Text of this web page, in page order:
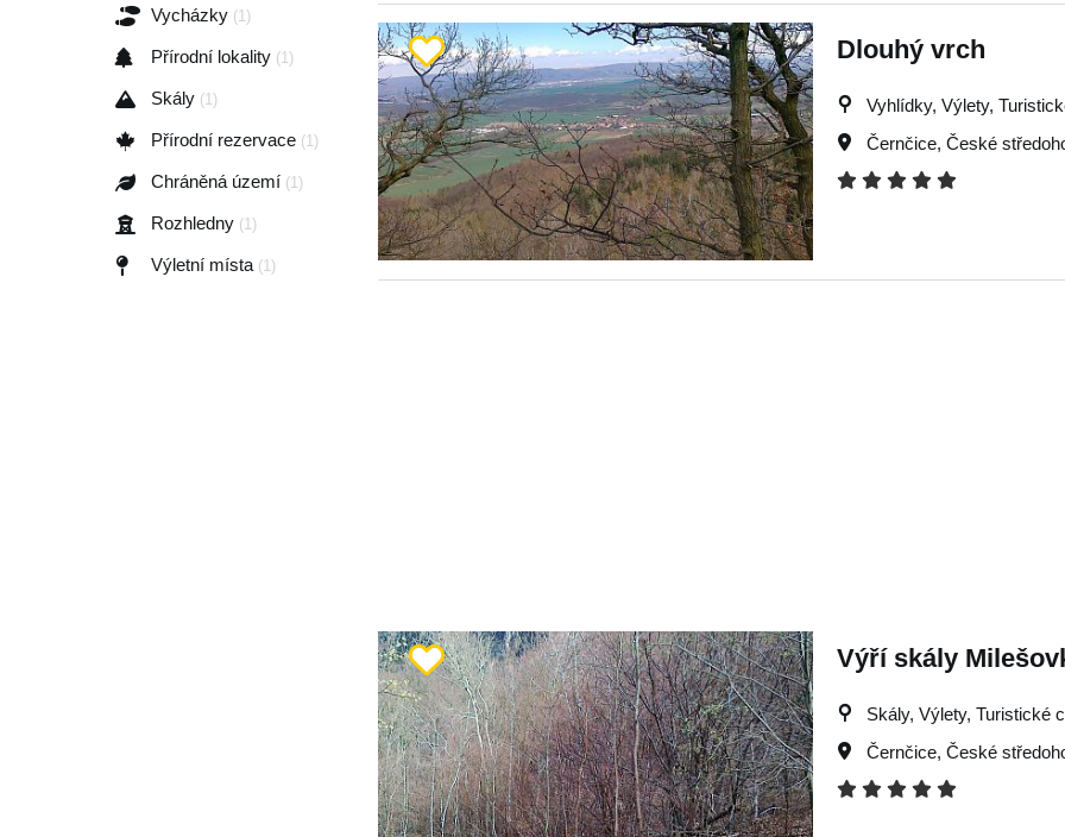
Vycházky (1)
Přírodní lokality (1)
Skály (1)
Přírodní rezervace (1)
Chráněná území (1)
Rozhledny (1)
Výletní místa (1)
Dlouhý vrch
Vyhlídky, Výlety,
Černčice, České
Výří skály
Skály, Výlety, Turistické
Černčice, České